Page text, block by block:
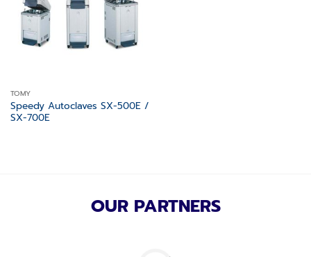
TOMY
Speedy Autoclaves SX-500E /
SX-700E
OUR PARTNERS